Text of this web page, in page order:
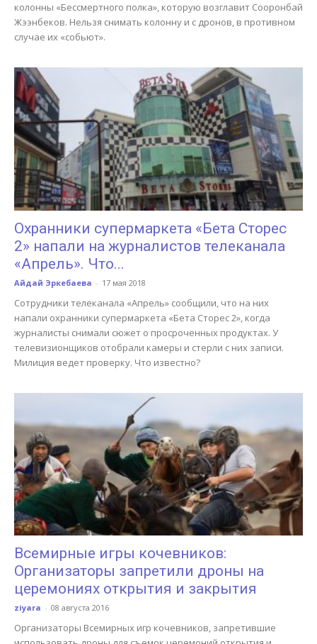
колонны «Бессмертного полка», которую возглавит Сооронбай
Жээнбеков. Нельзя снимать колонну и с дронов, в противном
случае их «собьют».
Охранники супермаркета «Бета Сторес
2» напали на журналистов телеканала
«Апрель». Что...
Айдай Эркебаева - 17 мая 2018
Сотрудники телеканала «Апрель» сообщили, что на них
напали охранники супермаркета «Бета Сторес 2», когда
журналисты снимали сюжет о просроченных продуктах. У
телевизионщиков отобрали камеры и стерли с них записи.
Милиция ведет проверку. Что известно?
Всемирные игры кочевников:
Организаторы запретили дроны на
церемониях открытия и закрытия
ziyara - 08 августа 2016
Организаторы Всемирных игр кочевников, запретившие